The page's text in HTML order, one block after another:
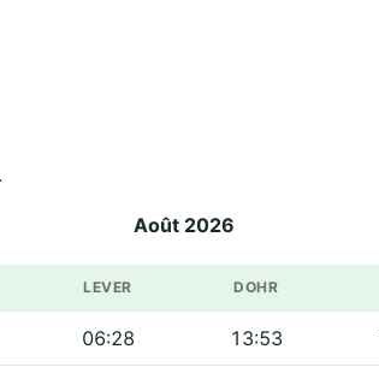
Août 2026
LEVER DOHR
06:28 13:53